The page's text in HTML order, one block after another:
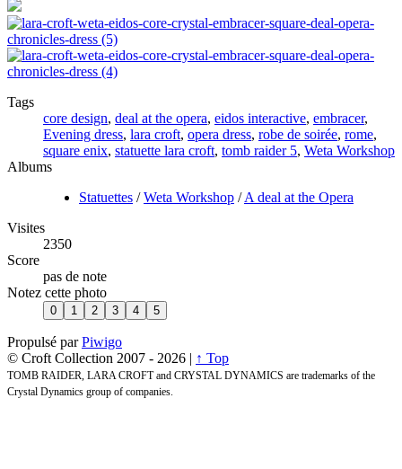
Tags
core design, deal at the opera, eidos interactive, embracer,
Evening dress, lara croft, opera dress, robe de soirée, rome,
square enix, statuette lara croft, tomb raider 5, Weta Workshop
Albums
Statuettes /Weta Workshop /A deal at the Opera
Visites
2350
Score
pas de note
Notez cette photo
Propulsé parPiwigo
© Croft Collection 2007 - 2026 | ↑ Top
TOMB RAIDER, LARA CROFT and CRYSTAL DYNAMICS are trademarks of the
Crystal Dynamics group of companies.